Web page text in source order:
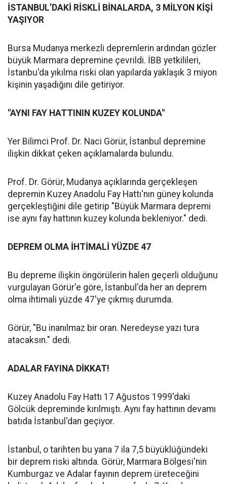
İSTANBUL’DAKİ RİSKLİ BİNALARDA, 3 MİLYON KİŞİ
YAŞIYOR
Bursa Mudanya merkezli depremlerin ardından gözler
büyük Marmara depremine çevrildi. İBB yetkilileri,
İstanbu'da yıkılma riski olan yapılarda yaklaşık 3 miyon
kişinin yaşadığını dile getiriyor.
"AYNI FAY HATTININ KUZEY KOLUNDA"
Yer Bilimci Prof. Dr. Naci Görür, İstanbul depremine
ilişkin dikkat çeken açıklamalarda bulundu.
Prof. Dr. Görür, Mudanya açıklarında gerçekleşen
depremin Kuzey Anadolu Fay Hattı'nın güney kolunda
gerçekleştiğini dile getirip "Büyük Marmara depremi
ise aynı fay hattının kuzey kolunda bekleniyor." dedi.
DEPREM OLMA İHTİMALİ YÜZDE 47
Bu depreme ilişkin öngörülerin halen geçerli olduğunu
vurgulayan Görür'e göre, İstanbul'da her an deprem
olma ihtimali yüzde 47'ye çıkmış durumda.
Görür, "Bu inanılmaz bir oran. Neredeyse yazı tura
atacaksın." dedi.
ADALAR FAYINA DİKKAT!
Kuzey Anadolu Fay Hattı 17 Ağustos 1999'daki
Gölcük depreminde kırılmıştı. Aynı fay hattının devamı
batıda İstanbul'dan geçiyor.
İstanbul, o tarihten bu yana 7 ila 7,5 büyüklüğündeki
bir deprem riski altında. Görür, Marmara Bölgesi'nin
Kumburgaz ve Adalar fayının deprem üreteceğini